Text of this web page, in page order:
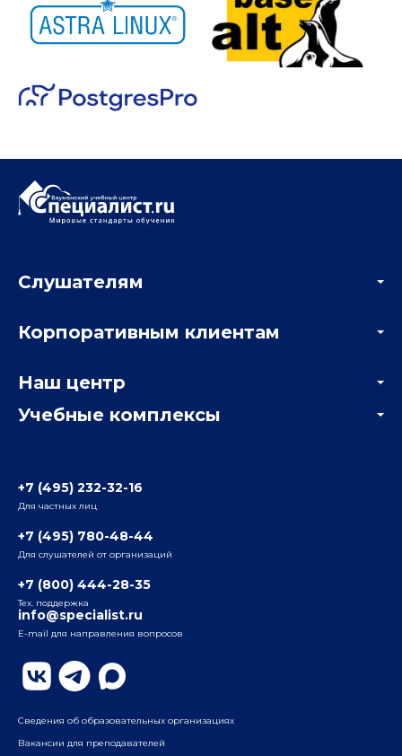
Учебные комплексы
Радио
ул. Радио, д.24, корпус 1, 2-й подъезд, 2-й этаж
ул. Воронцовская, д. 35Б, корп.2, 5-й этаж
Бауманский
ул. Бауманская, д. 6, стр. 2, бизнес-центр «Виктория
Плаза», 4-й этаж
Слушателям
Мастер-классы и вебинары
Корпоративным клиентам
Отзывы компаний
Наш центр
Информация о центре
+7 (495) 232-32-16
Для частных лиц
+7 (495) 780-48-44
Для слушателей от организаций
+7 (800) 444-28-35
Тех. поддержка
info@specialist.ru
E-mail для направления вопросов
Сведения об образовательных организациях
Вакансии для преподавателей